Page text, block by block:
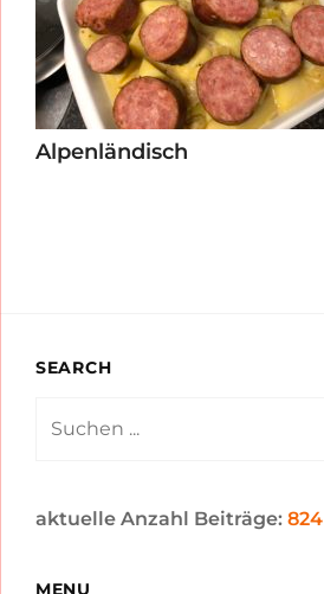
Alpenländisch
SEARCH
aktuelle Anzahl Beiträge: 824
MENU